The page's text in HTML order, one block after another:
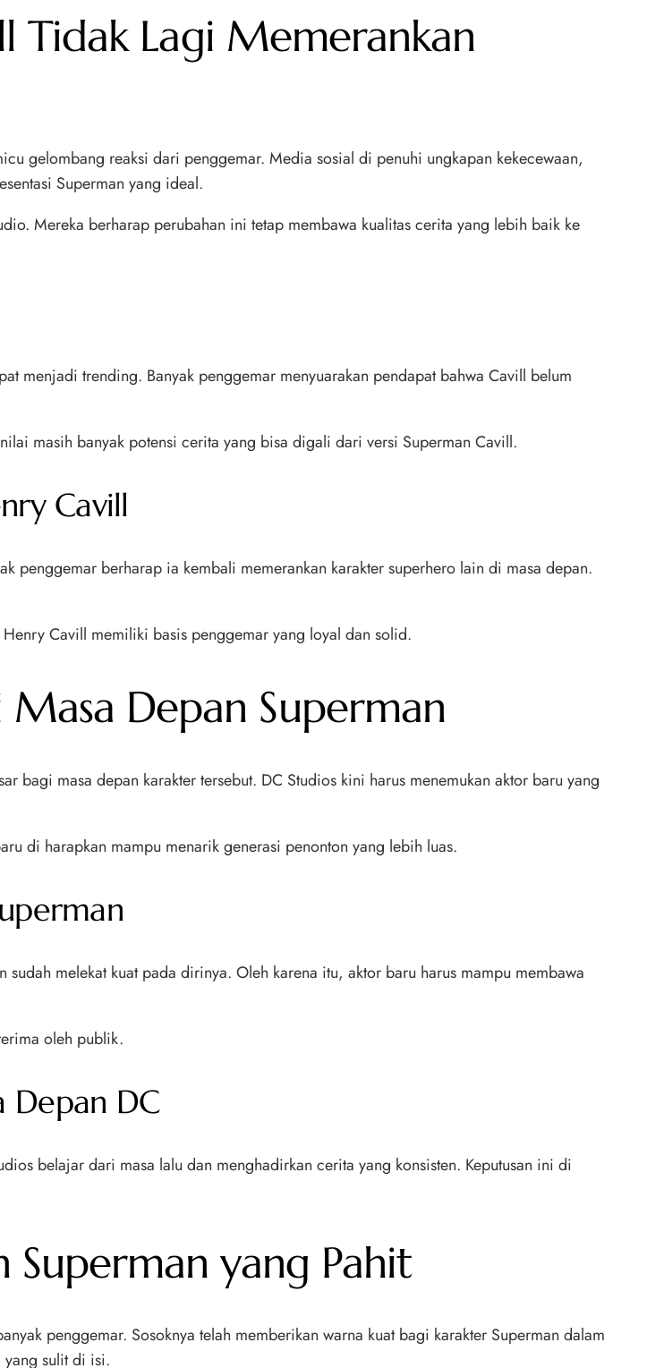
Tidak Lagi Memerankan
gelombang reaksi dari penggemar. Media sosial di penuhi ungkapan kekecewaan,
Superman yang ideal.
Mereka berharap perubahan ini tetap membawa kualitas cerita yang lebih baik ke
menjadi trending. Banyak penggemar menyuarakan pendapat bahwa Cavill belum
masih banyak potensi cerita yang bisa digali dari versi Superman Cavill.
Cavill
penggemar berharap ia kembali memerankan karakter superhero lain di masa depan.
Cavill memiliki basis penggemar yang loyal dan solid.
Depan Superman
bagi masa depan karakter tersebut. DC Studios kini harus menemukan aktor baru yang
di harapkan mampu menarik generasi penonton yang lebih luas.
melekat kuat pada dirinya. Oleh karena itu, aktor baru harus mampu membawa
oleh publik.
Depan DC
belajar dari masa lalu dan menghadirkan cerita yang konsisten. Keputusan ini di
Superman yang Pahit
penggemar. Sosoknya telah memberikan warna kuat bagi karakter Superman dalam
yang sulit di isi.